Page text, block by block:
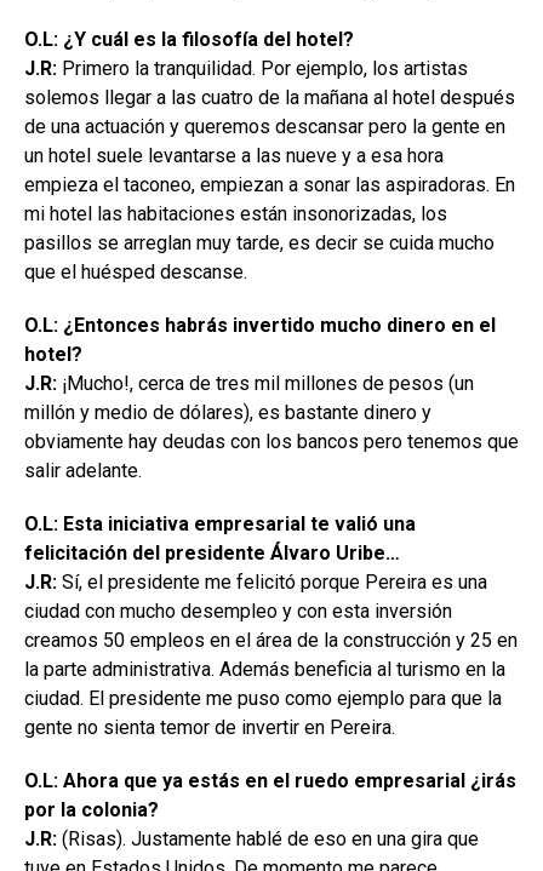
O.L: ¿Y cuál es la filosofía del hotel?
J.R: Primero la tranquilidad. Por ejemplo, los artistas
solemos llegar a las cuatro de la mañana al hotel después
de una actuación y queremos descansar pero la gente en
un hotel suele levantarse a las nueve y a esa hora
empieza el taconeo, empiezan a sonar las aspiradoras. En
mi hotel las habitaciones están insonorizadas, los
pasillos se arreglan muy tarde, es decir se cuida mucho
que el huésped descanse.
O.L: ¿Entonces habrás invertido mucho dinero en el
hotel?
J.R: ¡Mucho!, cerca de tres mil millones de pesos (un
millón y medio de dólares), es bastante dinero y
obviamente hay deudas con los bancos pero tenemos que
salir adelante.
O.L: Esta iniciativa empresarial te valió una
felicitación del presidente Álvaro Uribe…
J.R: Sí, el presidente me felicitó porque Pereira es una
ciudad con mucho desempleo y con esta inversión
creamos 50 empleos en el área de la construcción y 25 en
la parte administrativa. Además beneficia al turismo en la
ciudad. El presidente me puso como ejemplo para que la
gente no sienta temor de invertir en Pereira.
O.L: Ahora que ya estás en el ruedo empresarial ¿irás
por la colonia?
J.R: (Risas). Justamente hablé de eso en una gira que